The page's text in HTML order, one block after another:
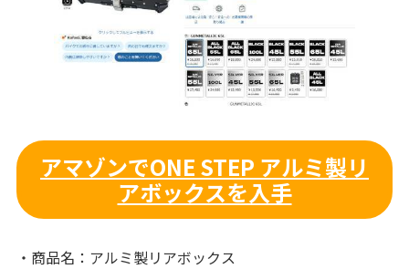
アマゾンでONE STEP アルミ製リ
アボックスを入手
・商品名：アルミ製リアボックス